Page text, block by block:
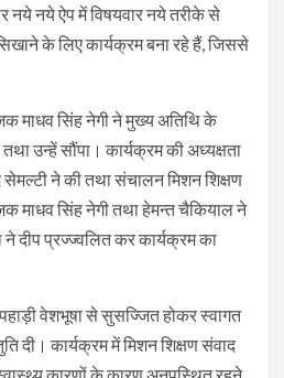
नये नये ऐप में विषयवार नये तरीके से
के लिए कार्यक्रम बना रहे हैं, जिससे
माधव सिंह नेगी ने मुख्य अतिथि के
उन्हें सौंपा। कार्यक्रम की अध्यक्षता
सेमल्टी ने की तथा संचालन मिशन शिक्षण
माधव सिंह नेगी तथा हेमन्त चैकियाल ने
दीप प्रज्ज्वलित कर कार्यक्रम का
वेशभूषा से सुसज्जित होकर स्वागत
दी। कार्यक्रम में मिशन शिक्षण संवाद